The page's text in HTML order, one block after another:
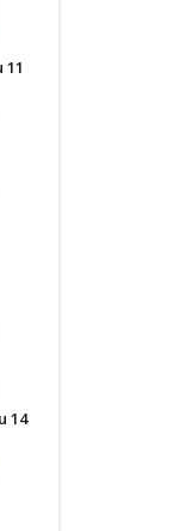
14